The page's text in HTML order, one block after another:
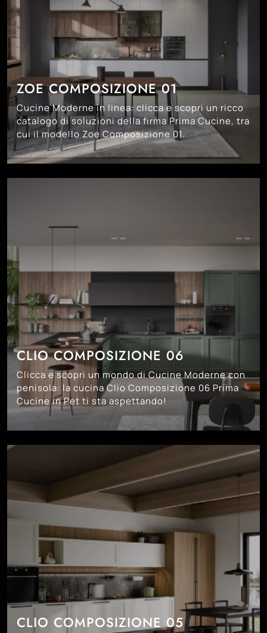
ZOE COMPOSIZIONE 01
Cucine Moderne in linea: clicca e scopri un ricco
catalogo di soluzioni della firma Prima Cucine, tra
cui il modello Zoe Composizione 01.
CLIO COMPOSIZIONE 06
Clicca e scopri un mondo di Cucine Moderne con
penisola: la cucina Clio Composizione 06 Prima
Cucine in Pet ti sta aspettando!
CLIO COMPOSIZIONE 05